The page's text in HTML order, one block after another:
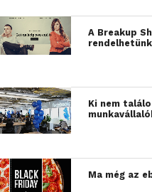
A Breakup
rendelhetünk
Ki nem
Ma még az